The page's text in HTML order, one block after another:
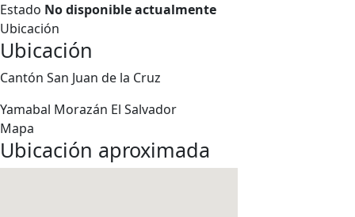
Estado No disponible actualmente
Ubicación
Ubicación
Cantón San Juan de la Cruz
Yamabal Morazán El Salvador
Mapa
Ubicación aproximada